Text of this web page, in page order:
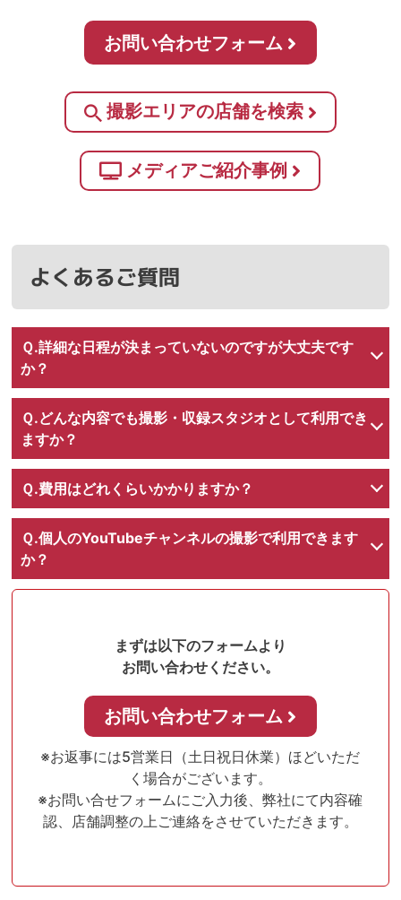
お問い合わせフォーム
撮影エリアの店舗を検索
メディアご紹介事例
よくあるご質問
Ｑ.詳細な日程が決まっていないのですが大丈夫です
か？
はい、お問い合わせ時点で詳細な日程が決まっていない場
合でも、問題ございません。
以下のお問い合わせフォームよりご連絡をお願いいたしま
す。お問い合わせフォーム
Ｑ.どんな内容でも撮影・収録スタジオとして利用でき
ますか？
作品や番組内容が、暴力、性的描写、反社会的、未成年の
飲酒・喫煙シーンなど、カラオケにマイナスイメージを抱
かせる内容の場合は、ご協力はできかねる場合がございま
す。
以下のお問い合わせフォームに詳細な内容をご入力の上、
お問い合わせをお願いいたします。
お問い合わせフォーム
Ｑ.費用はどれくらいかかりますか？
ご費用に関しましては、ご利用になる店舗・ご利用時間・
ルームの使用かフロア全体の利用かなどによって変動いた
しますので、お手数ではございますが、以下のお問い合わ
せフォームより一度お問い合わせをお願いいたします。
ご希望内容を拝見させていただき、弊社より折り返しご連
絡をさせていただきます。
お問い合わせフォーム
Ｑ.個人のYouTubeチャンネルの撮影で利用できます
か？
個人のYouTubeチャンネルの撮影ではご利用いただけませ
ご希望に添えず大変申し訳ございませんが、何卒ご理解、
ご了承のほどよろしくお願い申し上げます。
まずは以下のフォームより
お問い合わせください。
お問い合わせフォーム
※お返事には5営業日（土日祝日休業）ほどいただ
く場合がございます。
※お問い合せフォームにご入力後、弊社にて内容確
認、店舗調整の上ご連絡をさせていただきます。